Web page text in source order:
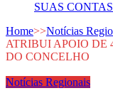
SUAS
Home>>Notícias
ATRIBUI APOIO DE
DO CONCELHO
Notícias Regionais